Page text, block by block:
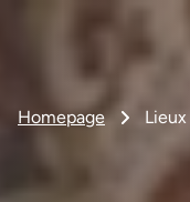
Homepage